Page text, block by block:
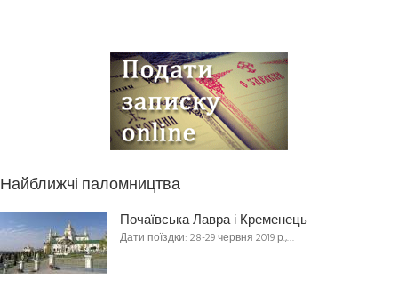
Найближчі паломництва
Почаївська Лавра і Кременець
Дати поїздки: 28-29 червня 2019 р.,…